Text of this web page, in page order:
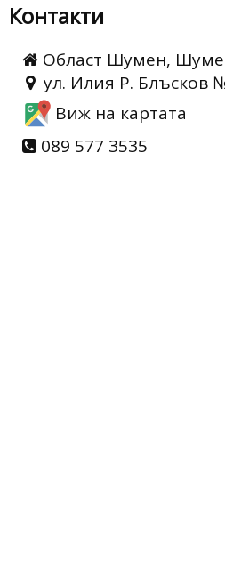
Контакти
Област Шумен,
ул. Илия Р. Блъсков
Виж на картата
089 577 3535